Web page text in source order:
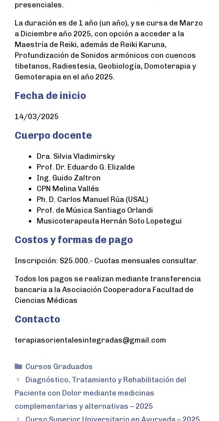
presenciales.
La duración es de 1 año (un año), y se cursa de Marzo
a Diciembre año 2025, con opción a acceder a la
Maestría de Reiki, además de Reiki Karuna,
Profundización de Sonidos armónicos con cuencos
tibetanos, Radiestesia, Geobiología, Domoterapia y
Gemoterapia en el año 2025.
Fecha de inicio
14/03/2025
Cuerpo docente
Dra. Silvia Vladimirsky
Prof. Dr. Eduardo G. Elizalde
Ing. Guido Zaltron
CPN Melina Vallés
Ph. D. Carlos Manuel Rúa (USAL)
Prof. de Música Santiago Orlandi
Musicoterapeuta Hernán Soto Lopetegui
Costos y formas de pago
Inscripción: $25.000.- Cuotas mensuales consultar.
Todos los pagos se realizan mediante transferencia
bancaria a la Asociación Cooperadora Facultad de
Ciencias Médicas
Contacto
terapiasorientalesintegradas@gmail.com
Cursos Graduados
Diagnóstico, Tratamiento y Rehabilitación del
Paciente con Dolor mediante medicinas
complementarias y alternativas – 2025